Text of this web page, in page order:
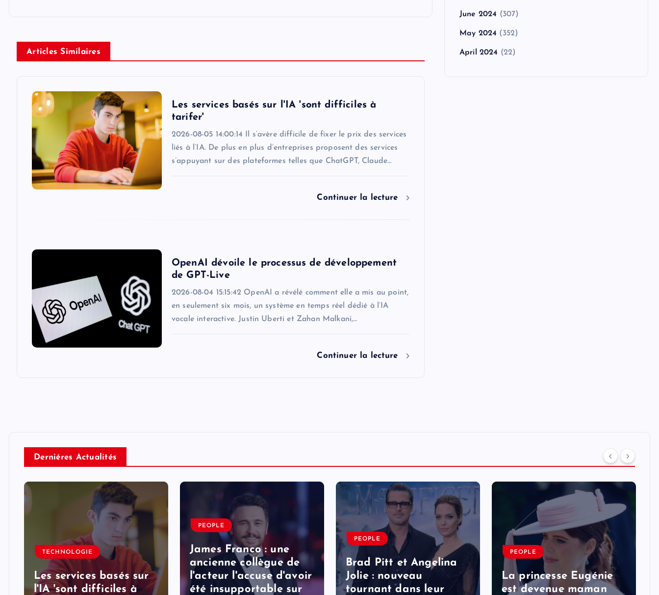
n
a
Articles Similaires
Les services basés sur l'IA 'sont difficiles à
tarifer'
2026-08-05 14:00:14 Il s’avère difficile de fixer le prix des services
liés à l’IA. De plus en plus d’entreprises proposent des services
s’appuyant sur des plateformes telles que ChatGPT, Claude…
Continuer la lecture
OpenAI dévoile le processus de développement
de GPT-Live
2026-08-04 15:15:42 OpenAI a révélé comment elle a mis au point,
en seulement six mois, un système en temps réel dédié à l’IA
vocale interactive. Justin Uberti et Zahan Malkani,…
Continuer la lecture
June 2024 (307)
May 2024 (352)
April 2024 (22)
Derniéres Actualités
TECHNOLOGIE
Les services basés sur
l'IA 'sont difficiles à
PEOPLE
James Franco : une
ancienne collègue de
l'acteur l'accuse d'avoir
été insupportable sur
PEOPLE
Brad Pitt et Angelina
Jolie : nouveau
tournant dans leur
PEOPLE
La princesse Eugénie
est devenue maman